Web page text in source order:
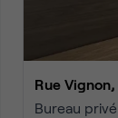
Rue
Bureau